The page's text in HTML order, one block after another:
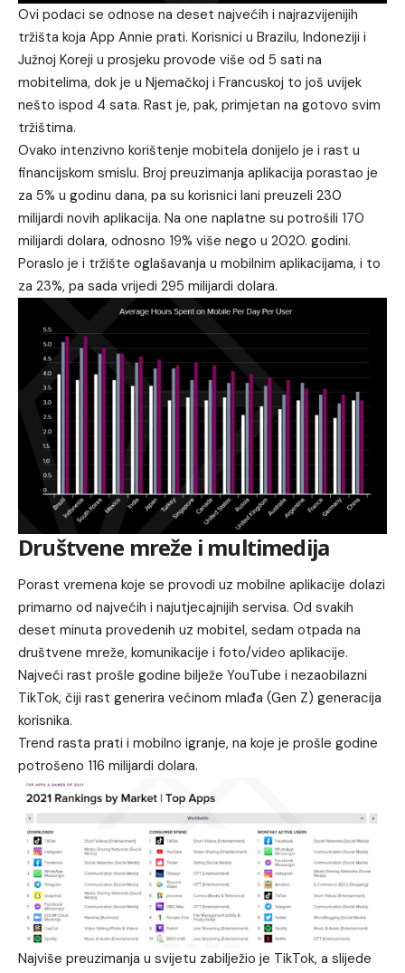
Ovi podaci se odnose na deset najvećih i najrazvijenijih
tržišta koja App Annie prati. Korisnici u Brazilu, Indoneziji i
Južnoj Koreji u prosjeku provode više od 5 sati na
mobitelima, dok je u Njemačkoj i Francuskoj to još uvijek
nešto ispod 4 sata. Rast je, pak, primjetan na gotovo svim
tržištima.
Ovako intenzivno korištenje mobitela donijelo je i rast u
financijskom smislu. Broj preuzimanja aplikacija porastao je
za 5% u godinu dana, pa su korisnici lani preuzeli 230
milijardi novih aplikacija. Na one naplatne su potrošili 170
milijardi dolara, odnosno 19% više nego u 2020. godini.
Poraslo je i tržište oglašavanja u mobilnim aplikacijama, i to
za 23%, pa sada vrijedi 295 milijardi dolara.
Društvene mreže i multimedija
Porast vremena koje se provodi uz mobilne aplikacije dolazi
primarno od najvećih i najutjecajnijih servisa. Od svakih
deset minuta provedenih uz mobitel, sedam otpada na
društvene mreže, komunikacije i foto/video aplikacije.
Najveći rast prošle godine bilježe YouTube i nezaobilazni
TikTok, čiji rast generira većinom mlađa (Gen Z) generacija
korisnika.
Trend rasta prati i mobilno igranje, na koje je prošle godine
potrošeno 116 milijardi dolara.
Najviše preuzimanja u svijetu zabilježio je TikTok, a slijede